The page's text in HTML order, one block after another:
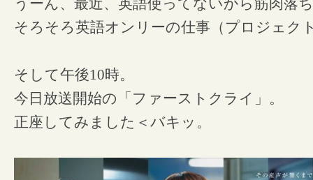
うーん、最近、英語使ってないから筋肉落
そろそろ英語オンリーの仕事（プロジェク
そして午後10時。
今日放送開始の「ファーストクライ」。
正座してみました＜バキッ。